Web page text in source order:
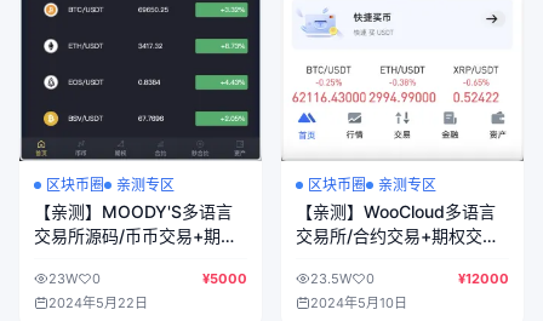
区块币圈 亲测专区
【亲测】MOODY'S多语言
交易所源码/币币交易+期权
+交割合约+新币申购+投资
理财/前端uniapp纯源码+后
23W 0
¥5000
2024年5月22日
区块币圈 亲测专区
【亲测】WooCloud多语言
交易所/合约交易+期权交易
+锁仓挖矿+IEO申购+NFT盲
盒+双币理财+平台币发行
23.5W 0
¥12000
2024年5月10日